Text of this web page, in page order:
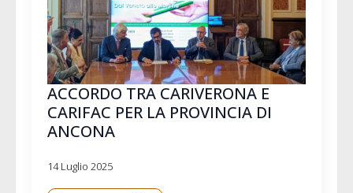
ACCORDO TRA CARIVERONA E
CARIFAC PER LA PROVINCIA DI
ANCONA
14 Luglio 2025